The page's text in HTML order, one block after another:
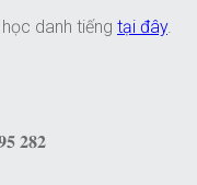
danh tiếng tại đây.
𝟐𝟖𝟐